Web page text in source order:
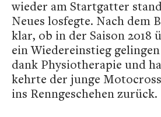
wieder am Startgatter
Neues losfegte. Nach dem
klar, ob in der Saison 2018
ein Wiedereinstieg
dank Physiotherapie und
kehrte der junge
ins Renngeschehen zurück.